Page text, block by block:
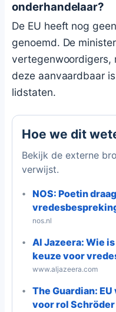
onderhandelaar?
De EU heeft nog
genoemd. De
vertegenwoordigers,
deze aanvaardbaar
lidstaten.
Hoe we dit
Bekijk de externe
verwijst.
NOS: Poetin
nos.nl
Al Jazeera: Wie
keuze voor
www.aljazeera.com
The Guardian:
voor rol